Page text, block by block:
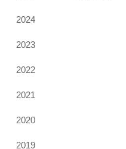
2024
2023
2022
2021
2020
2019